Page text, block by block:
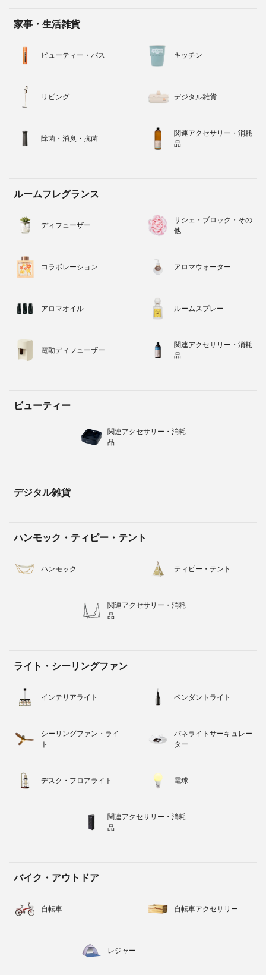
家事・生活雑貨
ビューティー・バス キッチン
リビング デジタル雑貨
除菌・消臭・抗菌
関連アクセサリー・消耗
品
ルームフレグランス
ディフューザー
サシェ・ブロック・その
他
コラボレーション アロマウォーター
アロマオイル ルームスプレー
電動ディフューザー
関連アクセサリー・消耗
品
ビューティー
関連アクセサリー・消耗
品
デジタル雑貨
ハンモック・ティピー・テント
ハンモック ティピー・テント
関連アクセサリー・消耗
品
ライト・シーリングファン
インテリアライト ペンダントライト
シーリングファン・ライ
ト
パネライトサーキュレー
ター
デスク・フロアライト 電球
関連アクセサリー・消耗
品
バイク・アウトドア
自転車 自転車アクセサリー
レジャー